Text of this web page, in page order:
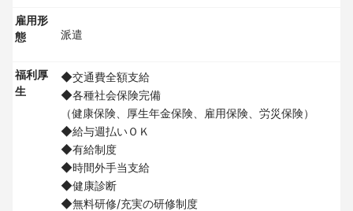
雇用形
態
派遣
福利厚
生
◆交通費全額支給
◆各種社会保険完備
（健康保険、厚生年金保険、雇用保険、労災保険）
◆給与週払いＯＫ
◆有給制度
◆時間外手当支給
◆健康診断
◆無料研修/充実の研修制度